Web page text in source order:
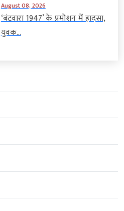
August 08, 2026
‘बंटवारा 1947’ के प्रमोशन में हादसा,
युवक...